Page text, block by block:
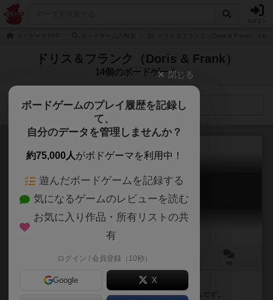
ドリス＆フランク（Doris & Frank）
14個のボードゲーム
検索メニュー
ゾフィンズー
Frank's Zoo / Zoff im Zoo
5～20分
新感覚大富豪！
大富豪と食物連鎖をテーマにした新感覚カードゲームです。
閉じる
ボードゲームのプレイ履歴を記録し
て、
自分のデータを管理しませんか？
約75,000人がボドゲーマを利用中！
遊んだボードゲームを記録する
気になるゲームのレビューを読む
お気に入り作品・所有リストの共
有
ログイン / 会員登録（10秒）
Google X